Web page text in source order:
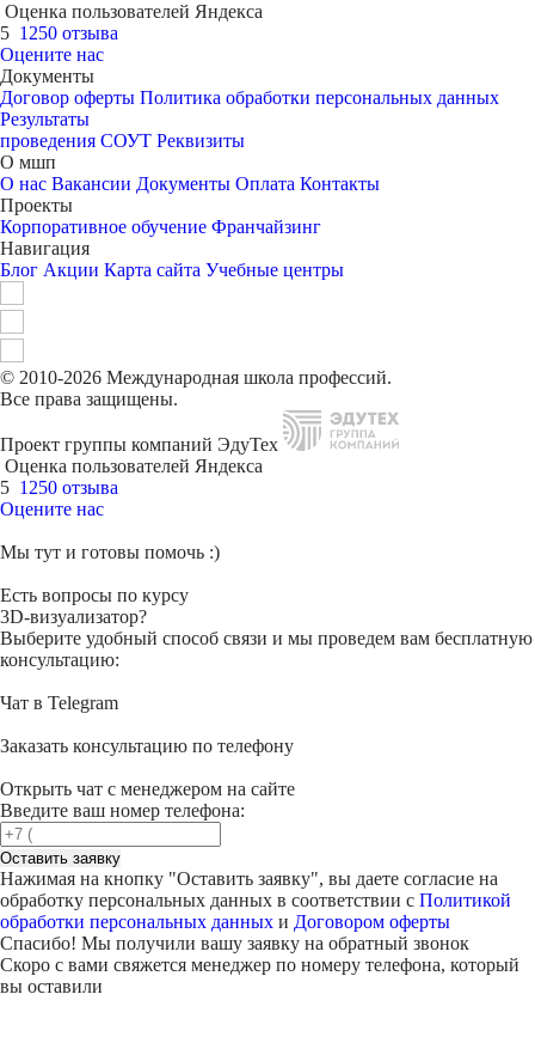
Оценка пользователей Яндекса
5 1250 отзыва
Оцените нас
Документы
Договор оферты Политика обработки персональных данных
Результаты
проведения СОУТ Реквизиты
О мшп
О нас Вакансии Документы Оплата Контакты
Проекты
Корпоративное обучение Франчайзинг
Навигация
Блог Акции Карта сайта Учебные центры
© 2010-2026 Международная школа профессий.
Все права защищены.
Проект группы компаний ЭдуТех
Оценка пользователей Яндекса
5 1250 отзыва
Оцените нас
Мы тут и готовы помочь :)
Есть вопросы по курсу
3D-визуализатор?
Выберите удобный способ связи и мы проведем вам бесплатную
консультацию:
Чат в Telegram
Заказать консультацию по телефону
Открыть чат с менеджером на сайте
Введите ваш номер телефона:
Оставить заявку
Нажимая на кнопку "Оставить заявку", вы даете согласие на
обработку персональных данных в соответствии с Политикой
обработки персональных данных и Договором оферты
Спасибо! Мы получили вашу заявку на обратный звонок
Скоро с вами свяжется менеджер по номеру телефона, который
вы оставили